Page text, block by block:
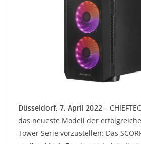
Düsseldorf, 7. April 2022 –
das neueste Modell der
Tower Serie vorzustellen: Das